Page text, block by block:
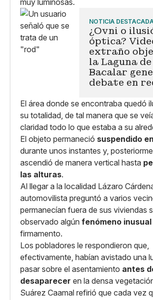
muy luminosas.
NOTICIA
¿Ovni o
óptica?
extraño
la Laguna de
Bacalar
debate en
El área donde se encontraba quedó
su totalidad, de tal manera que se
claridad todo lo que estaba a su
El objeto permaneció suspendido
durante unos instantes y,
ascendió de manera vertical hasta
las alturas.
Al llegar a la localidad Lázaro
automovilista preguntó a varios
permanecían fuera de sus viviendas
observado algún fenómeno inusual
firmamento.
Los pobladores le respondieron que,
efectivamente, habían avistado una
pasar sobre el asentamiento antes
desaparecer en la densa
Suárez Caamal refirió que cada vez